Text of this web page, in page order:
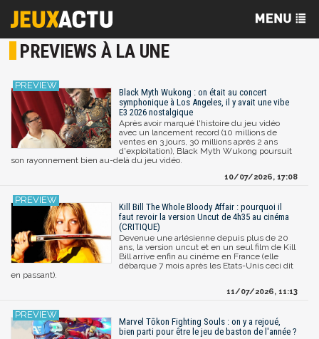
PREVIEWS À LA UNE
Black Myth Wukong : on était au concert
symphonique à Los Angeles, il y avait une vibe
E3 2026 nostalgique
Après avoir marqué l'histoire du jeu vidéo
avec un lancement record (10 millions de
ventes en 3 jours, 30 millions après 2 ans
d'exploitation), Black Myth Wukong poursuit
son rayonnement bien au-delà du jeu vidéo.
10/07/2026, 17:08
Kill Bill The Whole Bloody Affair : pourquoi il
faut revoir la version Uncut de 4h35 au cinéma
(CRITIQUE)
Devenue une arlésienne depuis plus de 20
ans, la version uncut et en un seul film de Kill
Bill arrive enfin au cinéme en France (elle
débarque 7 mois après les Etats-Unis ceci dit
en passant).
11/07/2026, 11:13
Marvel Tōkon Fighting Souls : on y a rejoué,
bien parti pour être le jeu de baston de l'année ?